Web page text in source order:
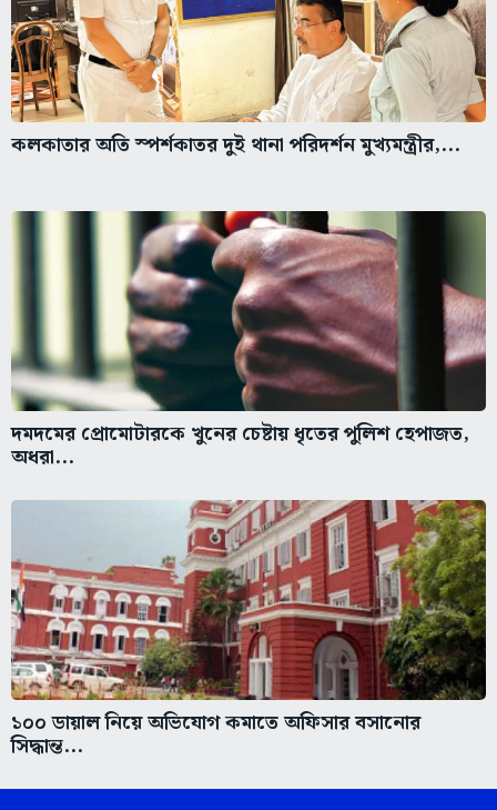
কলকাতার অতি স্পর্শকাতর দুই থানা পরিদর্শন মুখ্যমন্ত্রীর,...
দমদমের প্রোমোটারকে খুনের চেষ্টায় ধৃতের পুলিশ হেপাজত,
অধরা...
১০০ ডায়াল নিয়ে অভিযোগ কমাতে অফিসার বসানোর
সিদ্ধান্ত...